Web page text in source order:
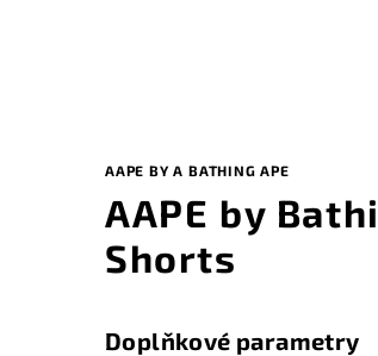
AAPE BY A BATHING APE
AAPE by
Shorts
Doplňkové parametry